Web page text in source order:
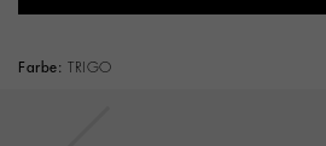
Farbe: TRIGO